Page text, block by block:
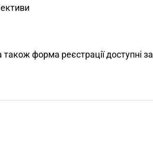
форма реєстрації доступні за